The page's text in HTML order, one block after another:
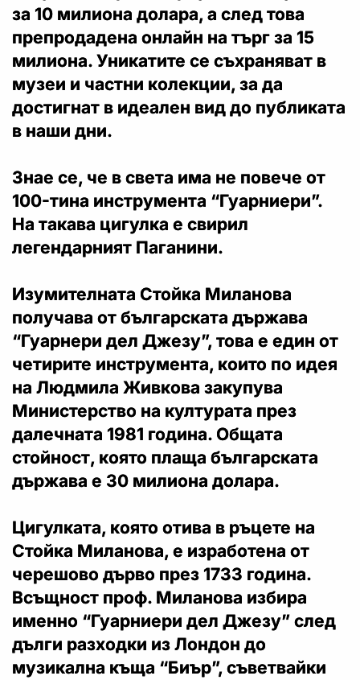
за 10 милиона долара, а след това
препродадена онлайн на търг за 15
милиона. Уникатите се съхраняват в
музеи и частни колекции, за да
достигнат в идеален вид до публиката
в наши дни.
Знае се, че в света има не повече от
100-тина инструмента “Гуарниери”.
На такава цигулка е свирил
легендарният Паганини.
Изумителната Стойка Миланова
получава от българската държава
“Гуарнери дел Джезу”, това е един от
четирите инструмента, които по идея
на Людмила Живкова закупува
Министерство на културата през
далечната 1981 година. Общата
стойност, която плаща българската
държава е 30 милиона долара.
Цигулката, която отива в ръцете на
Стойка Миланова, е изработена от
черешово дърво през 1733 година.
Всъщност проф. Миланова избира
именно “Гуарниери дел Джезу” след
дълги разходки из Лондон до
музикална къща “Биър”, съветвайки